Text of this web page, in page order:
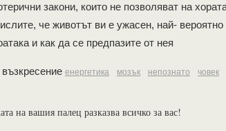
закони, които не позволяват на
че животът ви е ужасен, най- вероятно
и как да се предпазите от нея
енергетика мозък непознато човек
на вашия палец разказва всичко за вас!